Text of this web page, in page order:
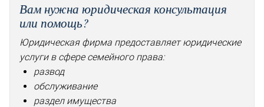
Вам нужна юридическая консультация
или помощь?
Юридическая фирма предоставляет юридические
услуги в сфере семейного права:
развод
обслуживание
раздел имущества